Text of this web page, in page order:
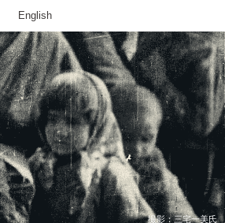
English
撮影：三宅一美氏